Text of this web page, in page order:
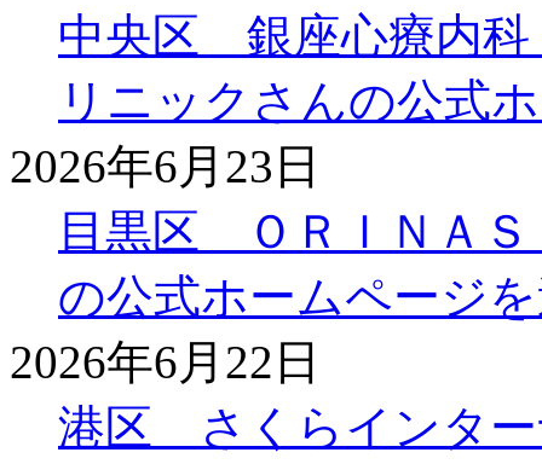
中央区 銀座心療内科
リニックさんの公式
2026年6月23日
目黒区 ＯＲＩＮＡ
の公式ホームページ
2026年6月22日
港区 さくらインター